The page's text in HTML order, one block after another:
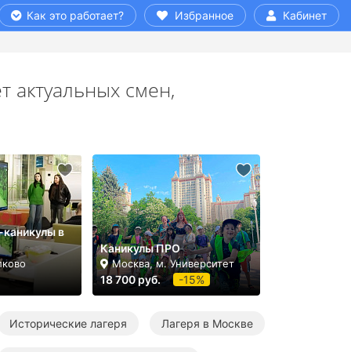
Как это работает? Избранное Кабинет
актуальных смен,
в
Каникулы ПРО
Москва, м. Университет
18 700 руб. -15%
Исторические лагеря Лагеря в Москве